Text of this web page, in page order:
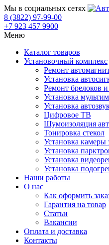
Мы в социальных сетях
8 (3822) 97-99-00
+7 923 457 9900
Меню
Каталог товаров
Установочный комплекс
Ремонт
Установка
Ремонт брелоков
Установка
Установка
Цифровое ТВ
Шумоизоляция
Тонировка стекол
Установка камеры
Установка
Установка
Установка
Наши работы
О нас
Как оформить
Гарантия на товар
Статьи
Вакансии
Оплата и доставка
Контакты